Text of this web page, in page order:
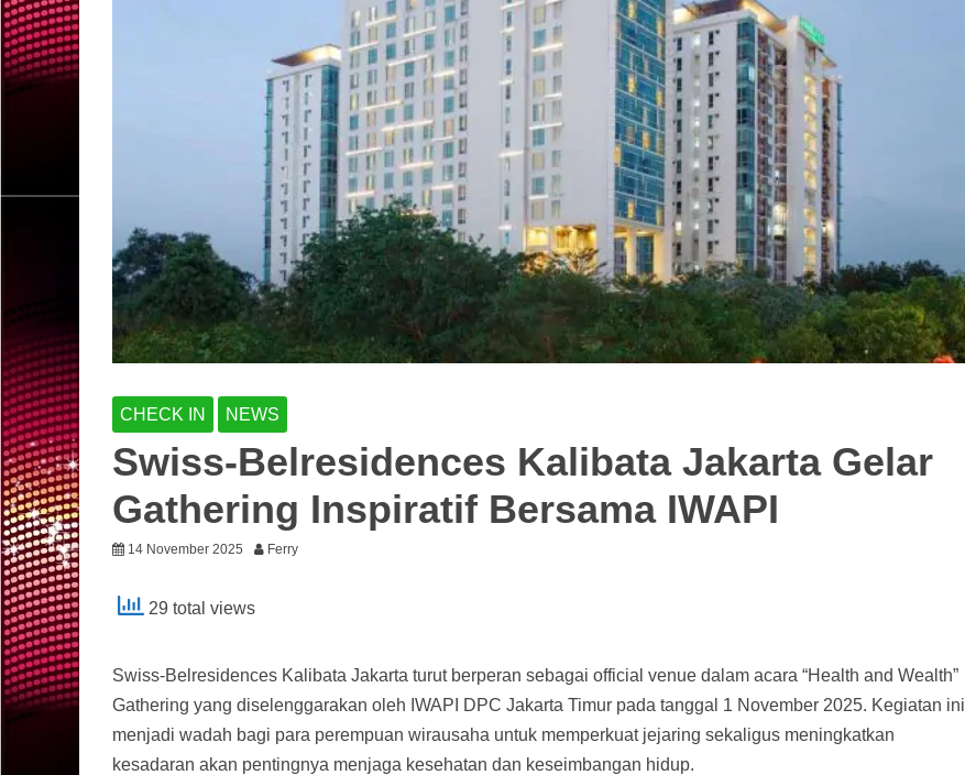
CHECK IN NEWS
Swiss-Belresidences Kalibata Jakarta Gelar
Gathering Inspiratif Bersama IWAPI
14 November 2025 Ferry
29 total views
Swiss-Belresidences Kalibata Jakarta turut berperan sebagai official venue dalam acara “Health and Wealth”
Gathering yang diselenggarakan oleh IWAPI DPC Jakarta Timur pada tanggal 1 November 2025. Kegiatan ini
menjadi wadah bagi para perempuan wirausaha untuk memperkuat jejaring sekaligus meningkatkan
kesadaran akan pentingnya menjaga kesehatan dan keseimbangan hidup.